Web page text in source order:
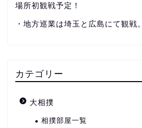
場所初観戦予定！
・地方巡業は埼玉と広島にて観戦。
カテゴリー
大相撲
相撲部屋一覧